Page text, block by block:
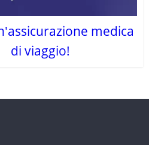
medica
di viaggio!